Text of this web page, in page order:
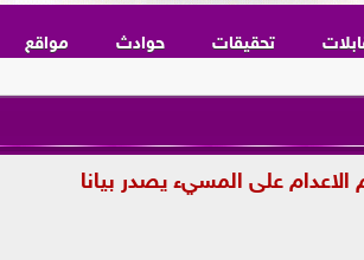
تحقيقات حوادث مواقع
على المسيء يصدر بيانا